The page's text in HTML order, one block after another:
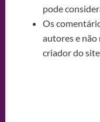
pode
Os
autores e
criador do